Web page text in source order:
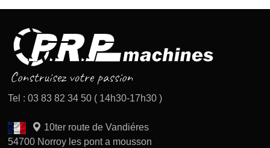
Tel : 03 83 82 34 50 ( 14h30-17h30 )
10ter route de Vandiéres
54700 Norroy les pont a mousson